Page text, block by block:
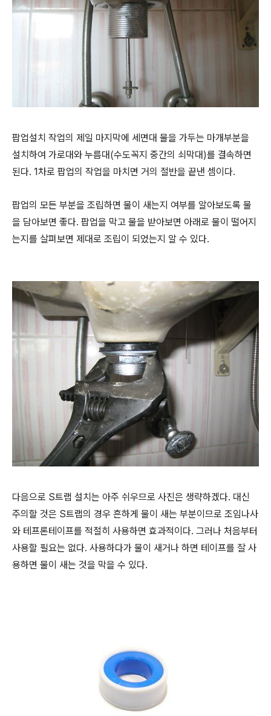
팝업설치 작업의 제일 마지막에 세면대 물을 가두는 마개부분을
설치하여 가로대와 누름대(수도꼭지 중간의 쇠막대)를 결속하면
된다. 1차로 팝업의 작업을 마치면 거의 절반을 끝낸 셈이다.
팝업의 모든 부분을 조립하면 물이 새는지 여부를 알아보도록 물
을 담아보면 좋다. 팝업을 막고 물을 받아보면 아래로 물이 떨어지
는지를 살펴보면 제대로 조립이 되었는지 알 수 있다.
다음으로 S트랩 설치는 아주 쉬우므로 사진은 생략하겠다. 대신
주의할 것은 S트랩의 경우 흔하게 물이 새는 부분이므로 조임나사
와 테프론테이프를 적절히 사용하면 효과적이다. 그러나 처음부터
사용할 필요는 없다. 사용하다가 물이 새거나 하면 테이프를 잘 사
용하면 물이 새는 것을 막을 수 있다.